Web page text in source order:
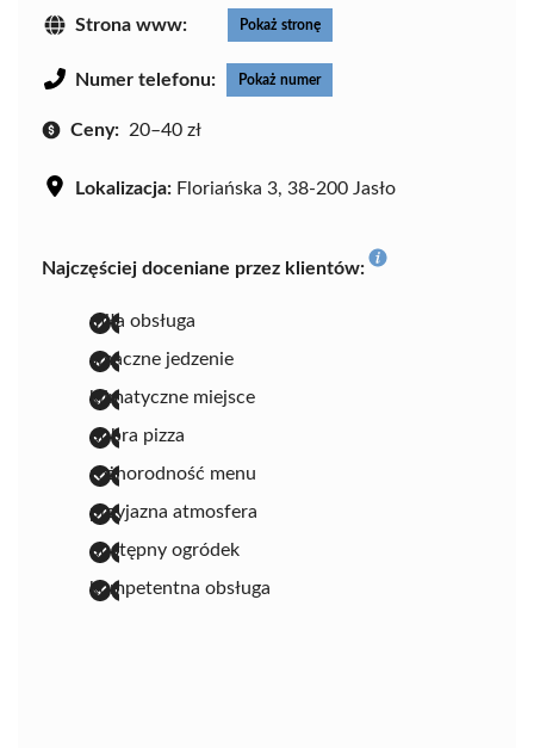
Strona www: Pokaż stronę
Numer telefonu: Pokaż numer
Ceny: 20–40 zł
Lokalizacja: Floriańska 3, 38-200 Jasło
Najczęściej doceniane przez klientów:
miła obsługa
smaczne jedzenie
klimatyczne miejsce
dobra pizza
różnorodność menu
przyjazna atmosfera
dostępny ogródek
kompetentna obsługa